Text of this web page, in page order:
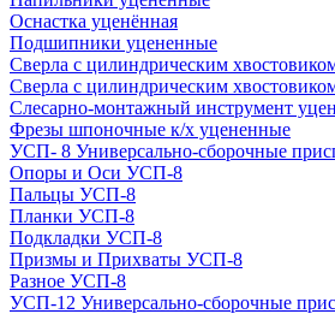
Оснастка уценённая
Подшипники уцененные
Сверла с цилиндрическим
Сверла с цилиндрическим
Слесарно-монтажный инструмент
Фрезы шпоночные к/х уцененные
УСП- 8 Универсально-сборочные
Опоры и Оси УСП-8
Пальцы УСП-8
Планки УСП-8
Подкладки УСП-8
Призмы и Прихваты УСП-8
Разное УСП-8
УСП-12 Универсально-сборочные